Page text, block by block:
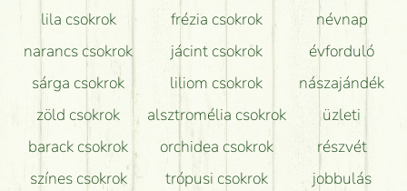
lila csokrok
narancs csokrok
sárga csokrok
zöld csokrok
barack csokrok
színes csokrok
frézia csokrok
jácint csokrok
liliom csokrok
alsztromélia csokrok
orchidea csokrok
trópusi csokrok
névnap
évforduló
nászajándék
üzleti
részvét
jobbulás